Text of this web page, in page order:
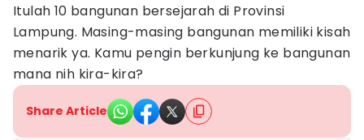
Itulah 10 bangunan bersejarah di Provinsi
Lampung. Masing-masing bangunan memiliki kisah
menarik ya. Kamu pengin berkunjung ke bangunan
mana nih kira-kira?
Share Article